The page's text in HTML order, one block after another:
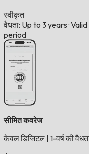
स्वीकृत
वैधता: Up to 3 years ·
period
सीमित कवरेज
केवल डिजिटल 1-वर्ष की